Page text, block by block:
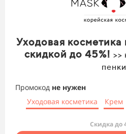
Уходовая
скидкой до 45%! >>
пенки
Промокод не нужен
Уходовая косметика
Крем
Скидка до